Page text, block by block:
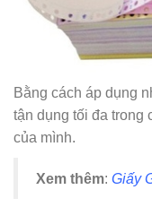
Bằng cách áp dụng
tận dụng tối đa trong
của mình.
Xem thêm: Giấy